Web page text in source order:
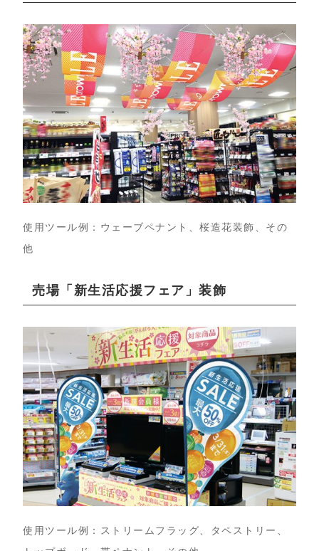
使用ツール例：ウェーブペナント、桜造花装飾、その
他
売場「新生活応援フェア」装飾
使用ツール例：ストリームフラッグ、タペストリー、